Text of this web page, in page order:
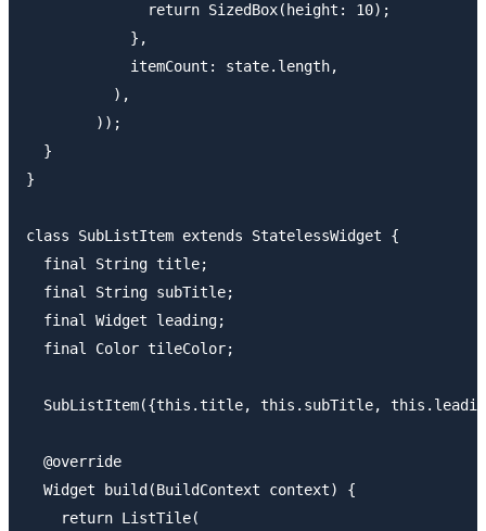
              return SizedBox(height: 10);
            },
            itemCount: state.length,
          ),
        ));
  }
}
class SubListItem extends StatelessWidget {
  final String title;
  final String subTitle;
  final Widget leading;
  final Color tileColor;
SubListItem({this.title, this.subTitle,
  @override
  Widget build(BuildContext context) {
    return ListTile(